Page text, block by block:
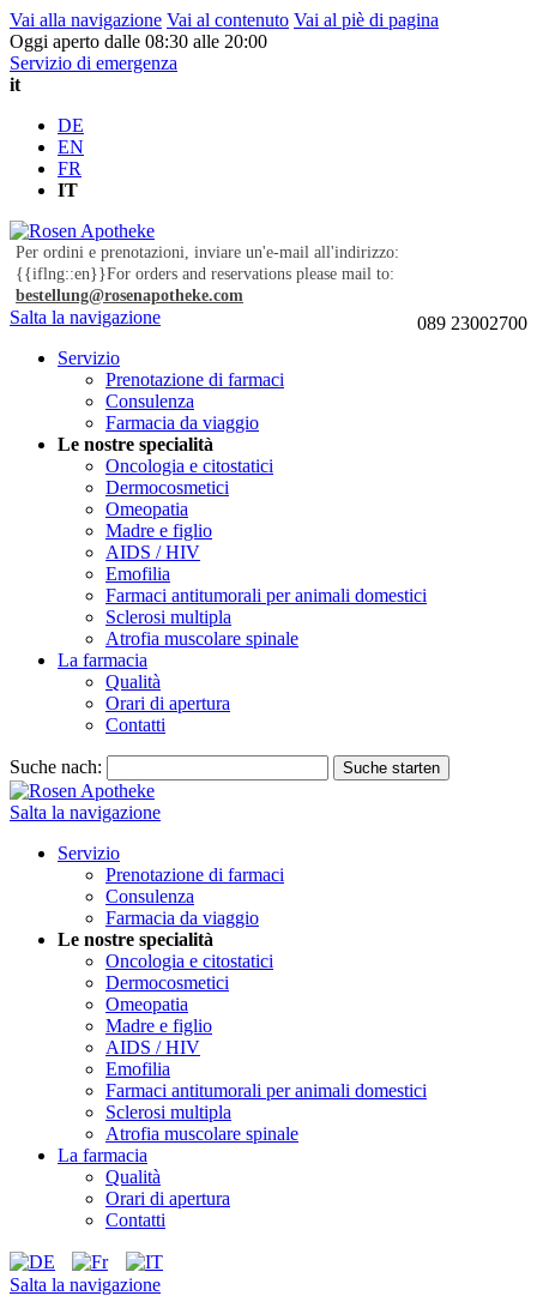
Vai alla navigazione Vai al contenuto Vai al piè di pagina
Oggi aperto dalle 08:30 alle 20:00
Servizio di emergenza
it
DE
EN
FR
IT
Per ordini e prenotazioni, inviare un'e-mail all'indirizzo:
{{iflng::en}}For orders and reservations please mail to:
bestellung@rosenapotheke.com
089 23002700
Salta la navigazione
Servizio
Prenotazione di farmaci
Consulenza
Farmacia da viaggio
Le nostre specialità
Oncologia e citostatici
Dermocosmetici
Omeopatia
Madre e figlio
AIDS / HIV
Emofilia
Farmaci antitumorali per animali domestici
Sclerosi multipla
Atrofia muscolare spinale
La farmacia
Qualità
Orari di apertura
Contatti
Suche nach: Suche starten
Salta la navigazione
Servizio
Prenotazione di farmaci
Consulenza
Farmacia da viaggio
Le nostre specialità
Oncologia e citostatici
Dermocosmetici
Omeopatia
Madre e figlio
AIDS / HIV
Emofilia
Farmaci antitumorali per animali domestici
Sclerosi multipla
Atrofia muscolare spinale
La farmacia
Qualità
Orari di apertura
Contatti
Salta la navigazione